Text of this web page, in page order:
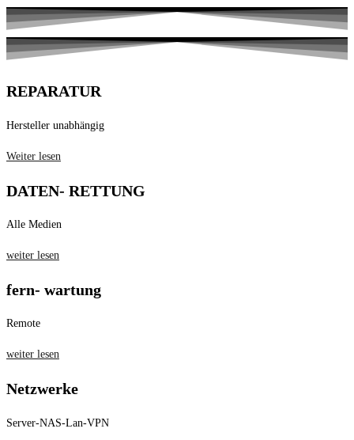
REPARATUR
Hersteller unabhängig
Weiter lesen
DATEN- RETTUNG
Alle Medien
weiter lesen
fern- wartung
Remote
weiter lesen
Netzwerke
Server-NAS-Lan-VPN